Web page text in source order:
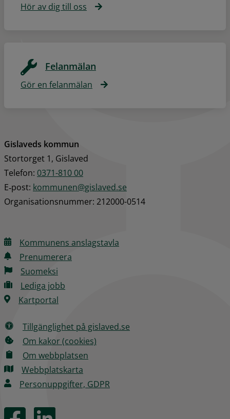
Hör av dig till oss
Felanmälan
Gör en felanmälan
Gislaveds kommun
Stortorget 1, Gislaved
Telefon: 0371-810 00
E‑post: kommunen@gislaved.se
Organisationsnummer: 212000-0514
Kommunens anslagstavla
Prenumerera
Suomeksi
Lediga jobb
Kartportal
Tillgänglighet på gislaved.se
Om kakor (cookies)
Om webbplatsen
Webbplatskarta
Personuppgifter, GDPR